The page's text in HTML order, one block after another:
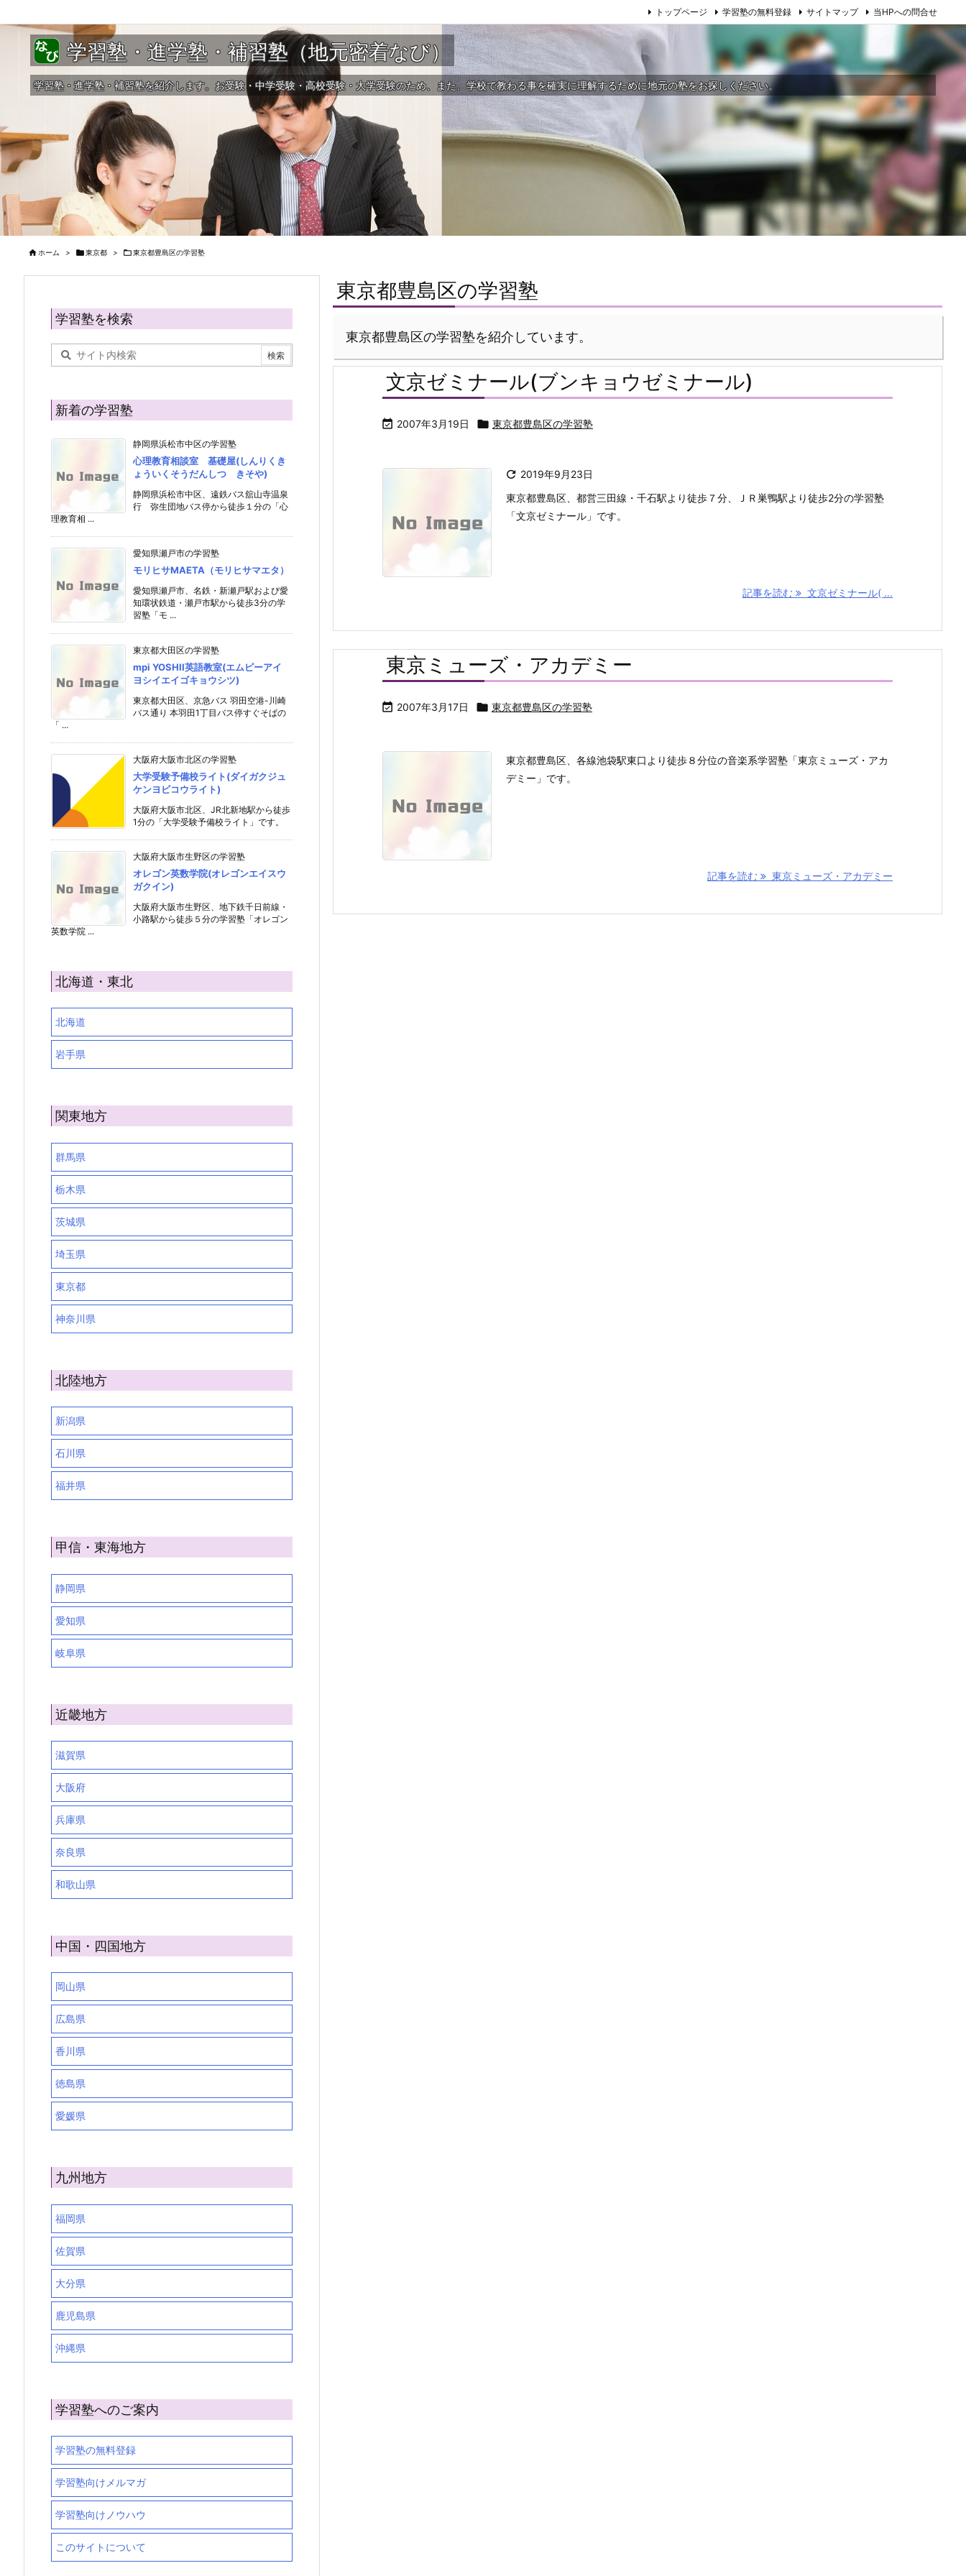
トップページ 学習塾の無料登録 サイトマップ 当HPへの問合せ
学習塾・進学塾・補習塾（地元密着なび）
学習塾・進学塾・補習塾を紹介します。お受験・中学受験・高校受験・大学受験のため、また、学校で教わる事を確実に理解するために地元の塾をお探しください。
 ホーム > 東京都 > 東京都豊島区の学習塾
東京都豊島区の学習塾
東京都豊島区の学習塾を紹介しています。
文京ゼミナール(ブンキョウゼミナール)
 2007年3月19日  東京都豊島区の学習塾
 2019年9月23日
東京都豊島区、都営三田線・千石駅より徒歩７分、ＪＲ巣鴨駅より徒歩2分の学習塾
「文京ゼミナール」です。
記事を読む 文京ゼミナール( ...
東京ミューズ・アカデミー
 2007年3月17日  東京都豊島区の学習塾
東京都豊島区、各線池袋駅東口より徒歩８分位の音楽系学習塾「東京ミューズ・アカ
デミー」です。
記事を読む 東京ミューズ・アカデミー
学習塾を検索
新着の学習塾
静岡県浜松市中区の学習塾
心理教育相談室 基礎屋(しんりくき
ょういくそうだんしつ きそや)
静岡県浜松市中区、遠鉄バス舘山寺温泉
行 弥生団地バス停から徒歩１分の「心
理教育相 ...
愛知県瀬戸市の学習塾
モリヒサMAETA（モリヒサマエタ）
愛知県瀬戸市、名鉄・新瀬戸駅および愛
知環状鉄道・瀬戸市駅から徒歩3分の学
習塾「モ ...
東京都大田区の学習塾
mpi YOSHII英語教室(エムピーアイ
ヨシイエイゴキョウシツ)
東京都大田区、京急バス 羽田空港-川崎
バス通り 本羽田1丁目バス停すぐそばの
「 ...
大阪府大阪市北区の学習塾
大学受験予備校ライト(ダイガクジュ
ケンヨビコウライト)
大阪府大阪市北区、JR北新地駅から徒歩
1分の「大学受験予備校ライト」です。
大阪府大阪市生野区の学習塾
オレゴン英数学院(オレゴンエイスウ
ガクイン)
大阪府大阪市生野区、地下鉄千日前線・
小路駅から徒歩５分の学習塾「オレゴン
英数学院 ...
北海道・東北
北海道
岩手県
関東地方
群馬県
栃木県
茨城県
埼玉県
東京都
神奈川県
北陸地方
新潟県
石川県
福井県
甲信・東海地方
静岡県
愛知県
岐阜県
近畿地方
滋賀県
大阪府
兵庫県
奈良県
和歌山県
中国・四国地方
岡山県
広島県
香川県
徳島県
愛媛県
九州地方
福岡県
佐賀県
大分県
鹿児島県
沖縄県
学習塾へのご案内
学習塾の無料登録
学習塾向けメルマガ
学習塾向けノウハウ
このサイトについて